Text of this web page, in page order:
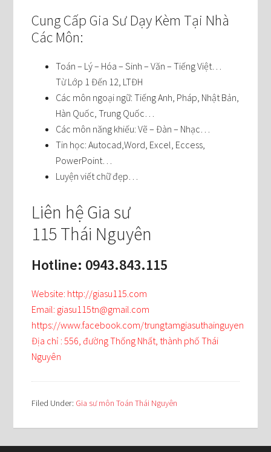
Cung Cấp Gia Sư Dạy Kèm Tại Nhà
Các Môn:
Toán – Lý – Hóa – Sinh – Văn – Tiếng Việt…
Từ Lớp 1 Đến 12, LTĐH
Các môn ngoại ngữ: Tiếng Anh, Pháp, Nhật Bản,
Hàn Quốc, Trung Quốc…
Các môn năng khiếu: Vẽ – Đàn – Nhạc…
Tin học: Autocad,Word, Excel, Eccess,
PowerPoint…
Luyện viết chữ đẹp…
Liên hệ Gia sư
115 Thái Nguyên
Hotline: 0943.843.115
Website: http://giasu115.com
Email: giasu115tn@gmail.com
https://www.facebook.com/trungtamgiasuthainguyen
Địa chỉ : 556, đường Thống Nhất, thành phố Thái
Nguyên
Filed Under: Gia sư môn Toán Thái Nguyên